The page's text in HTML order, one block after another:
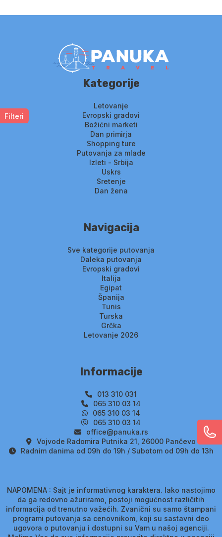
Filteri
Kategorije
Letovanje
Evropski gradovi
Božićni marketi
Dan primirja
Shopping ture
Putovanja za mlade
Izleti - Srbija
Uskrs
Sretenje
Dan žena
Navigacija
Sve kategorije putovanja
Daleka putovanja
Evropski gradovi
Italija
Egipat
Španija
Tunis
Turska
Grčka
Letovanje 2026
Informacije
013 310 031
065 310 03 14
065 310 03 14
065 310 03 14
office@panuka.rs
Vojvode Radomira Putnika 21, 26000 Pančevo
Radnim danima od 09h do 19h / Subotom od 09h do 13h
NAPOMENA : Sajt je informativnog karaktera. Iako nastojimo
da ga redovno ažuriramo, postoji mogućnost različitih
informacija od trenutno važećih. Zvanični su samo štampani
programi putovanja sa cenovnikom, koji su sastavni deo
ugovora o putovanju i dostupni su Vam u našoj agenciji.